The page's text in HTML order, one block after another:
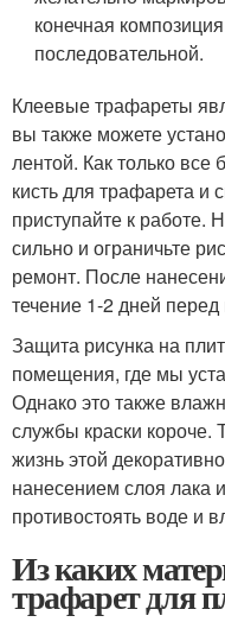
конечная
последовательной.
Клеевые трафареты
вы также можете
лентой. Как только все
кисть для трафарета и
приступайте к работе.
сильно и ограничьте
ремонт. После
течение 1-2 дней
Защита рисунка на
помещения, где мы
Однако это также
службы краски короче.
жизнь этой
нанесением слоя лака
противостоять воде и
Из каких
трафарет для